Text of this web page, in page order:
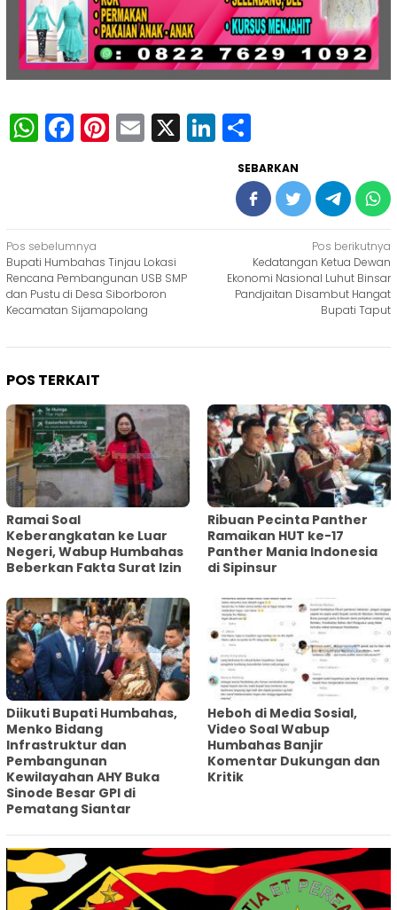
WhatsApp
Facebook
Pinterest
Email
X LinkedIn
SEBARKAN
Navigasi
pos
Pos sebelumnya
Bupati Humbahas Tinjau Lokasi
Rencana Pembangunan USB SMP
dan Pustu di Desa Siborboron
Kecamatan Sijamapolang
Pos berikutnya
Kedatangan Ketua Dewan
Ekonomi Nasional Luhut Binsar
Pandjaitan Disambut Hangat
Bupati Taput
POS TERKAIT
Ramai Soal
Keberangkatan ke Luar
Negeri, Wabup Humbahas
Beberkan Fakta Surat Izin
Ribuan Pecinta Panther
Ramaikan HUT ke-17
Panther Mania Indonesia
di Sipinsur
Diikuti Bupati Humbahas,
Menko Bidang
Infrastruktur dan
Pembangunan
Kewilayahan AHY Buka
Sinode Besar GPI di
Pematang Siantar
Heboh di Media Sosial,
Video Soal Wabup
Humbahas Banjir
Komentar Dukungan dan
Kritik